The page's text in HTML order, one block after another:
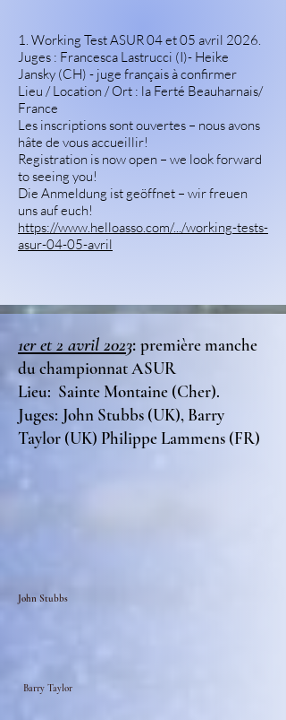
1. Working Test ASUR 04 et 05 avril 2026.
Juges : Francesca Lastrucci (I)- Heike
Jansky (CH) - juge français à confirmer
Lieu / Location / Ort : la Ferté Beauharnais/
France
Les inscriptions sont ouvertes – nous avons
hâte de vous accueillir!
Registration is now open – we look forward
to seeing you!
Die Anmeldung ist geöffnet – wir freuen
uns auf euch!
https://www.helloasso.com/.../working-tests-
asur-04-05-avril
1er et 2 avril 2023: première manche
du championnatASUR
Lieu: Sainte Montaine (Cher).
Juges: John Stubbs (UK), Barry
Taylor (UK) Philippe Lammens (FR)
John Stubbs
Barry Taylor